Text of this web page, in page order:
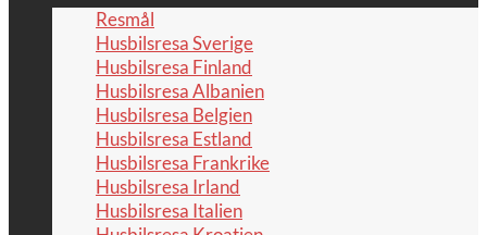
Resmål
Husbilsresa Sverige
Husbilsresa Finland
Husbilsresa Albanien
Husbilsresa Belgien
Husbilsresa Estland
Husbilsresa Frankrike
Husbilsresa Irland
Husbilsresa Italien